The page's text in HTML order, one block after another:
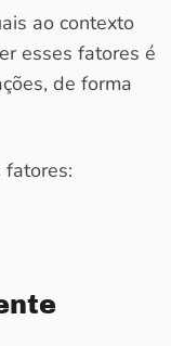
ao contexto
esses fatores é
de forma